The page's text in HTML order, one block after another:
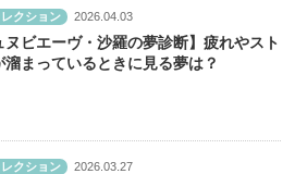
クション 2026.04.03
ヌビエーヴ・沙羅の夢診断】疲れやスト
溜まっているときに見る夢は？
クション 2026.03.27